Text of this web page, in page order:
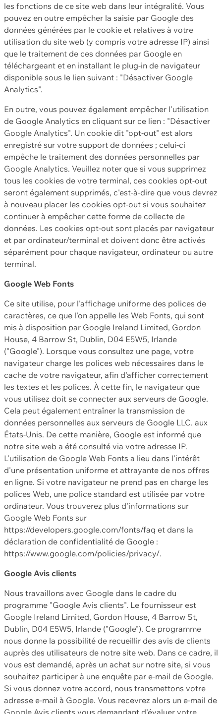
les fonctions de ce site web dans leur intégralité. Vous
pouvez en outre empêcher la saisie par Google des
données générées par le cookie et relatives à votre
utilisation du site web (y compris votre adresse IP) ainsi
que le traitement de ces données par Google en
téléchargeant et en installant le plug-in de navigateur
disponible sous le lien suivant : "Désactiver Google
Analytics".
En outre, vous pouvez également empêcher l'utilisation
de Google Analytics en cliquant sur ce lien : "Désactiver
Google Analytics". Un cookie dit "opt-out" est alors
enregistré sur votre support de données ; celui-ci
empêche le traitement des données personnelles par
Google Analytics. Veuillez noter que si vous supprimez
tous les cookies de votre terminal, ces cookies opt-out
seront également supprimés, c'est-à-dire que vous devrez
à nouveau placer les cookies opt-out si vous souhaitez
continuer à empêcher cette forme de collecte de
données. Les cookies opt-out sont placés par navigateur
et par ordinateur/terminal et doivent donc être activés
séparément pour chaque navigateur, ordinateur ou autre
terminal.
Google Web Fonts
Ce site utilise, pour l'affichage uniforme des polices de
caractères, ce que l'on appelle les Web Fonts, qui sont
mis à disposition par Google Ireland Limited, Gordon
House, 4 Barrow St, Dublin, D04 E5W5, Irlande
("Google"). Lorsque vous consultez une page, votre
navigateur charge les polices web nécessaires dans le
cache de votre navigateur, afin d'afficher correctement
les textes et les polices. À cette fin, le navigateur que
vous utilisez doit se connecter aux serveurs de Google.
Cela peut également entraîner la transmission de
données personnelles aux serveurs de Google LLC. aux
États-Unis. De cette manière, Google est informé que
notre site web a été consulté via votre adresse IP.
L'utilisation de Google Web Fonts a lieu dans l'intérêt
d'une présentation uniforme et attrayante de nos offres
en ligne. Si votre navigateur ne prend pas en charge les
polices Web, une police standard est utilisée par votre
ordinateur. Vous trouverez plus d'informations sur
Google Web Fonts sur
https://developers.google.com/fonts/faq et dans la
déclaration de confidentialité de Google :
https://www.google.com/policies/privacy/.
Google Avis clients
Nous travaillons avec Google dans le cadre du
programme "Google Avis clients". Le fournisseur est
Google Ireland Limited, Gordon House, 4 Barrow St,
Dublin, D04 E5W5, Irlande ("Google"). Ce programme
nous donne la possibilité de recueillir des avis de clients
auprès des utilisateurs de notre site web. Dans ce cadre, il
vous est demandé, après un achat sur notre site, si vous
souhaitez participer à une enquête par e-mail de Google.
Si vous donnez votre accord, nous transmettons votre
adresse e-mail à Google. Vous recevrez alors un e-mail de